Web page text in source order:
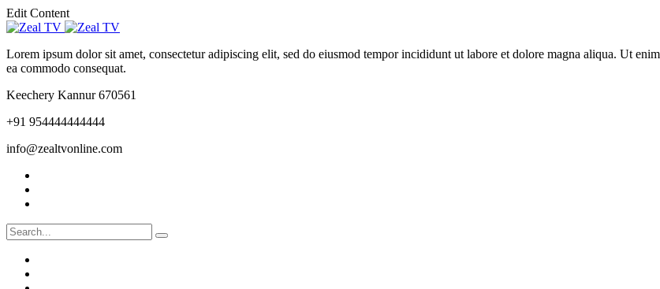
Edit Content
Lorem ipsum dolor sit amet, consectetur adipiscing elit, sed do eiusmod tempor incididunt ut labore et dolore magna aliqua. Ut
ea commodo consequat.
Keechery Kannur 670561
+91 954444444444
info@zealtvonline.com